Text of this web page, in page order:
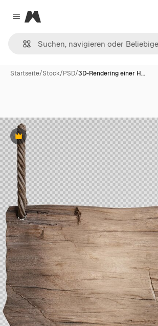
Close menu
Magnific
Startseite/Stock/PSD/3D-Rendering einer H…
Premium